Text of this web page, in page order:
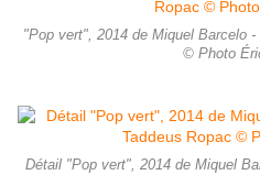
"Pop vert", 2014 de Miquel Barcelo
© Photo
Détail "Pop vert", 2014 de Miquel